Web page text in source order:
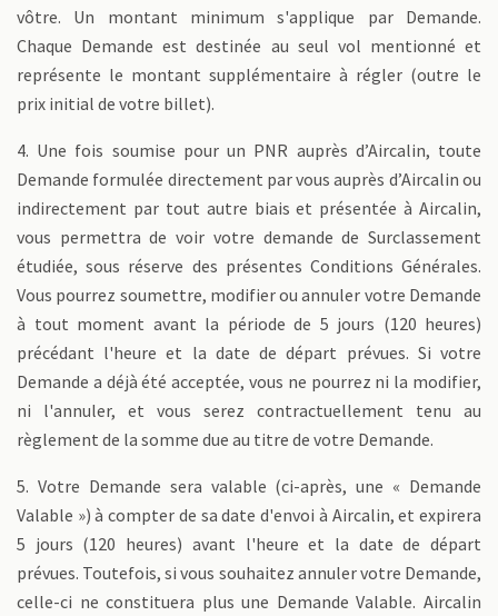
vôtre. Un montant minimum s'applique par Demande.
Chaque Demande est destinée au seul vol mentionné et
représente le montant supplémentaire à régler (outre le
prix initial de votre billet).
4. Une fois soumise pour un PNR auprès d’Aircalin, toute
Demande formulée directement par vous auprès d’Aircalin ou
indirectement par tout autre biais et présentée à Aircalin,
vous permettra de voir votre demande de Surclassement
étudiée, sous réserve des présentes Conditions Générales.
Vous pourrez soumettre, modifier ou annuler votre Demande
à tout moment avant la période de 5 jours (120 heures)
précédant l'heure et la date de départ prévues. Si votre
Demande a déjà été acceptée, vous ne pourrez ni la modifier,
ni l'annuler, et vous serez contractuellement tenu au
règlement de la somme due au titre de votre Demande.
5. Votre Demande sera valable (ci-après, une « Demande
Valable ») à compter de sa date d'envoi à Aircalin, et expirera
5 jours (120 heures) avant l'heure et la date de départ
prévues. Toutefois, si vous souhaitez annuler votre Demande,
celle-ci ne constituera plus une Demande Valable. Aircalin